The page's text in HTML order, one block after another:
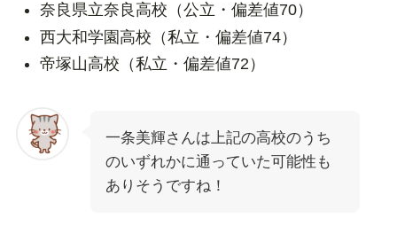
奈良県立奈良高校（公立・偏差値70）
西大和学園高校（私立・偏差値74）
帝塚山高校（私立・偏差値72）
一条美輝さんは上記の高校のうち
のいずれかに通っていた可能性も
ありそうですね！